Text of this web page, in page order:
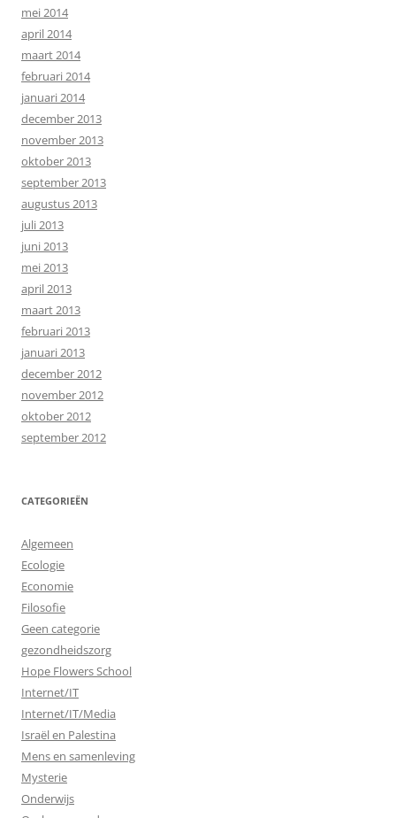
mei 2014
april 2014
maart 2014
februari 2014
januari 2014
december 2013
november 2013
oktober 2013
september 2013
augustus 2013
juli 2013
juni 2013
mei 2013
april 2013
maart 2013
februari 2013
januari 2013
december 2012
november 2012
oktober 2012
september 2012
CATEGORIEËN
Algemeen
Ecologie
Economie
Filosofie
Geen categorie
gezondheidszorg
Hope Flowers School
Internet/IT
Internet/IT/Media
Israël en Palestina
Mens en samenleving
Mysterie
Onderwijs